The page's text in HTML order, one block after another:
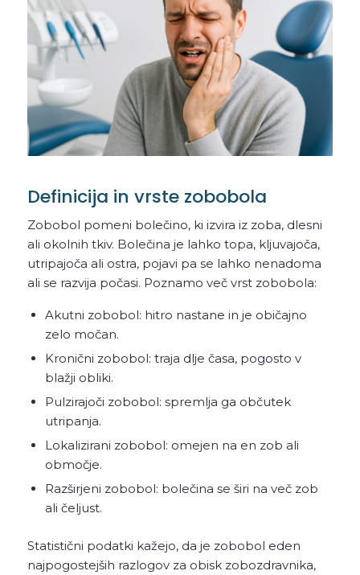
Definicija in vrste zobobola
Zobobol pomeni bolečino, ki izvira iz zoba, dlesni
ali okolnih tkiv. Bolečina je lahko topa, kljuvajoča,
utripajoča ali ostra, pojavi pa se lahko nenadoma
ali se razvija počasi. Poznamo več vrst zobobola:
Akutni zobobol: hitro nastane in je običajno
zelo močan.
Kronični zobobol: traja dlje časa, pogosto v
blažji obliki.
Pulzirajoči zobobol: spremlja ga občutek
utripanja.
Lokalizirani zobobol: omejen na en zob ali
območje.
Razširjeni zobobol: bolečina se širi na več zob
ali čeljust.
Statistični podatki kažejo, da je zobobol eden
najpogostejših razlogov za obisk zobozdravnika,